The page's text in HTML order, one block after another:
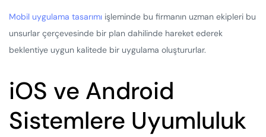
Mobil uygulama tasarımı işleminde bu firmanın uzman ekipleri bu
unsurlar çerçevesinde bir plan dahilinde hareket ederek
beklentiye uygun kalitede bir uygulama oluştururlar.
iOS ve Android
Sistemlere Uyumluluk